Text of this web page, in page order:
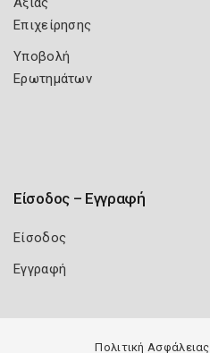
Επιχείρησης
Υποβολή
Ερωτημάτων
Είσοδος – Εγγραφή
Είσοδος
Εγγραφή
Πολιτική Ασφάλειας